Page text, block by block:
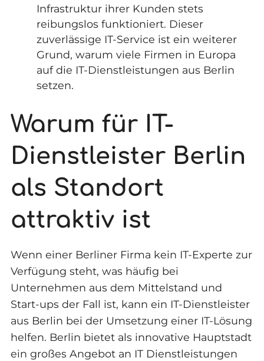
Infrastruktur ihrer Kunden stets
reibungslos funktioniert. Dieser
zuverlässige IT-Service ist ein weiterer
Grund, warum viele Firmen in Europa
auf die IT-Dienstleistungen aus Berlin
setzen.
Warum für IT-
Dienstleister Berlin
als Standort
attraktiv ist
Wenn einer Berliner Firma kein IT-Experte zur
Verfügung steht, was häufig bei
Unternehmen aus dem Mittelstand und
Start-ups der Fall ist, kann ein IT-Dienstleister
aus Berlin bei der Umsetzung einer IT-Lösung
helfen. Berlin bietet als innovative Hauptstadt
ein großes Angebot an IT Dienstleistungen